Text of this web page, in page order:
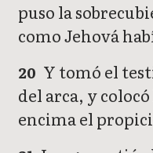
puso la
como Jehová
20 Y tomó el
del arca, y
encima el